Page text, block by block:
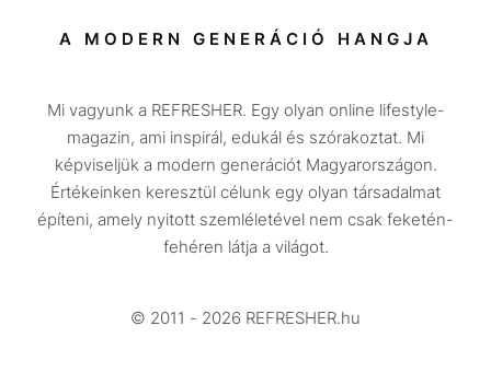
Társadalom
Utazás
Életmód
Design
Beszélgetések
Videó
A MODERN GENERÁCIÓ HANGJA
Mi vagyunk a REFRESHER. Egy olyan online lifestyle-
magazin, ami inspirál, edukál és szórakoztat. Mi
képviseljük a modern generációt Magyarországon.
Értékeinken keresztül célunk egy olyan társadalmat
építeni, amely nyitott szemléletével nem csak feketén-
fehéren látja a világot.
© 2011 - 2026 REFRESHER.hu